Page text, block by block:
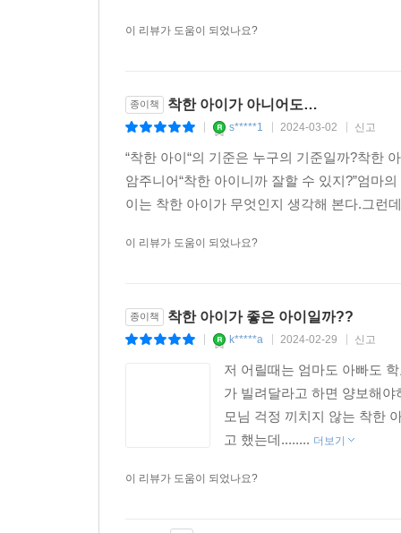
이 리뷰가 도움이 되었나요?
종이책 착한 아이가 아니어도…
s*****1 2024-03-02 신고
“착한 아이“의 기준은 누구의 기준일까?착한
암주니어“착한 아이니까 잘할 수 있지?”엄마
이는 착한 아이가 무엇인지 생각해 본다.그
이 리뷰가 도움이 되었나요?
종이책 착한 아이가 좋은 아이일까??
k*****a 2024-02-29 신고
저 어릴때는 엄마도 아빠도
가 빌려달라고 하면 양보해
모님 걱정 끼치지 않는 착한
고 했는데........ 더보기
이 리뷰가 도움이 되었나요?